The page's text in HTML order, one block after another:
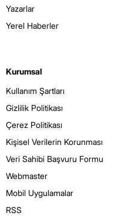
Yazarlar
Yerel Haberler
Kurumsal
Kullanım Şartları
Gizlilik Politikası
Çerez Politikası
Kişisel Verilerin Korunması
Veri Sahibi Başvuru Formu
Webmaster
Mobil Uygulamalar
RSS